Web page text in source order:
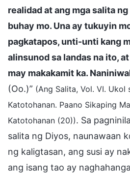
realidad at ang mga salita
buhay mo. Una ay tukuyin
pagkatapos, unti-unti kang
alinsunod sa landas na ito,
may makakamit ka.
(Oo.)” (Ang Salita, Vol. VI. Ukol
Katotohanan. Paano Sikaping
Katotohanan (20)). Sa
salita ng Diyos, naunawaan
ng kaligtasan, ang susi ay
ang isang tao ay